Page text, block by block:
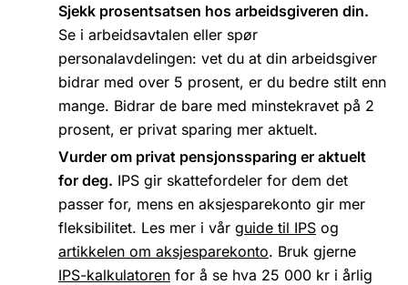
Sjekk prosentsatsen hos arbeidsgiveren din.
Se i arbeidsavtalen eller spør
personalavdelingen: vet du at din arbeidsgiver
bidrar med over 5 prosent, er du bedre stilt enn
mange. Bidrar de bare med minstekravet på 2
prosent, er privat sparing mer aktuelt.
Vurder om privat pensjonssparing er aktuelt
for deg. IPS gir skattefordeler for dem det
passer for, mens en aksjesparekonto gir mer
fleksibilitet. Les mer i vår guide til IPS og
artikkelen om aksjesparekonto. Bruk gjerne
IPS-kalkulatoren for å se hva 25 000 kr i årlig